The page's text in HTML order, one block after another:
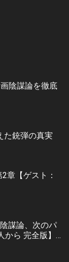
陰謀論を徹底
た銃弾の真実
章【ゲスト：
謀論、次のパ
ら 完全版】